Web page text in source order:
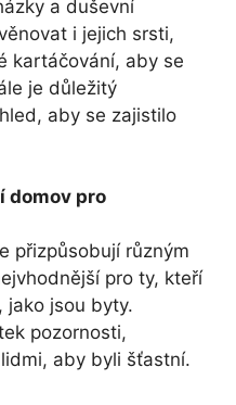
a duševní
i jejich srsti,
kartáčování, aby se
je důležitý
aby se zajistilo
domov pro
přizpůsobují různým
pro ty, kteří
jako jsou byty.
pozornosti,
aby byli šťastní.